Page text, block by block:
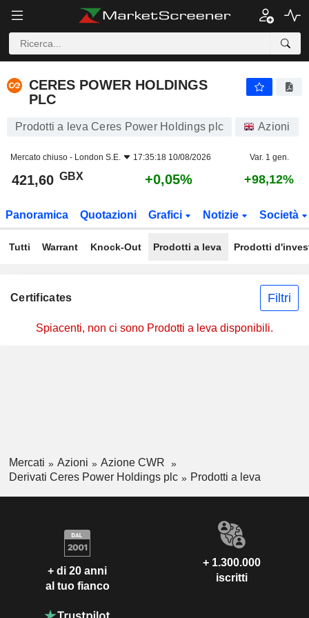
CERES POWER HOLDINGS
PLC
Prodotti a leva Ceres Power Holdings plc Azioni
Mercato chiuso - London S.E. 17:35:18 10/08/2026 Var. 1 gen.
421,60 GBX +0,05% +98,12%
Panoramica Quotazioni Grafici Notizie Società
Tutti Warrant Knock-Out Prodotti a leva Prodotti
Certificates Filtri
Spiacenti, non ci sono Prodotti a leva disponibili.
Mercati Azioni
Azione CWR
Derivati Ceres Power Holdings plc
Prodotti a leva
+ di 20 anni
al tuo fianco
+ 1.300.000
iscritti